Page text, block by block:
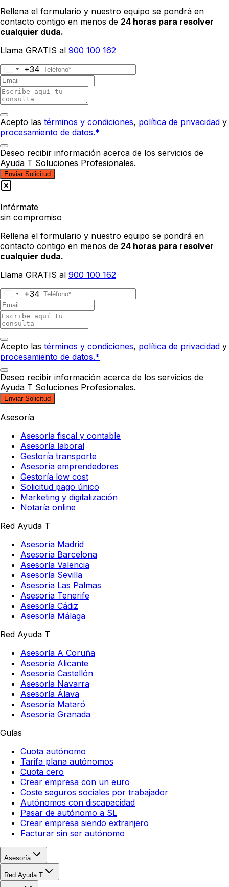
Rellena el formulario y nuestro equipo se pondrá en
contacto contigo en menos de 24 horas para resolver
cualquier duda.
Llama GRATIS al 900 100 162
+34
Acepto las términos y condiciones, política de privacidad y
procesamiento de datos.*
Deseo recibir información acerca de los servicios de
Ayuda T Soluciones Profesionales.
Enviar Solicitud
Infórmate
sin compromiso
Rellena el formulario y nuestro equipo se pondrá en
contacto contigo en menos de 24 horas para resolver
cualquier duda.
Llama GRATIS al 900 100 162
+34
Acepto las términos y condiciones, política de privacidad y
procesamiento de datos.*
Deseo recibir información acerca de los servicios de
Ayuda T Soluciones Profesionales.
Enviar Solicitud
Asesoría
Asesoría fiscal y contable
Asesoría laboral
Gestoría transporte
Asesoría emprendedores
Gestoría low cost
Solicitud pago único
Marketing y digitalización
Notaría online
Red Ayuda T
Asesoría Madrid
Asesoría Barcelona
Asesoría Valencia
Asesoría Sevilla
Asesoría Las Palmas
Asesoría Tenerife
Asesoría Cádiz
Asesoría Málaga
Red Ayuda T
Asesoría A Coruña
Asesoría Alicante
Asesoría Castellón
Asesoría Navarra
Asesoría Álava
Asesoría Mataró
Asesoría Granada
Guías
Cuota autónomo
Tarifa plana autónomos
Cuota cero
Crear empresa con un euro
Coste seguros sociales por trabajador
Autónomos con discapacidad
Pasar de autónomo a SL
Crear empresa siendo extranjero
Facturar sin ser autónomo
Asesoría
Red Ayuda T